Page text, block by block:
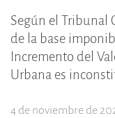
Según el Tribunal
de la base
Incremento del
Urbana es
4 de noviembre de